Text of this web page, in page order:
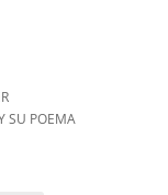
SU POEMA